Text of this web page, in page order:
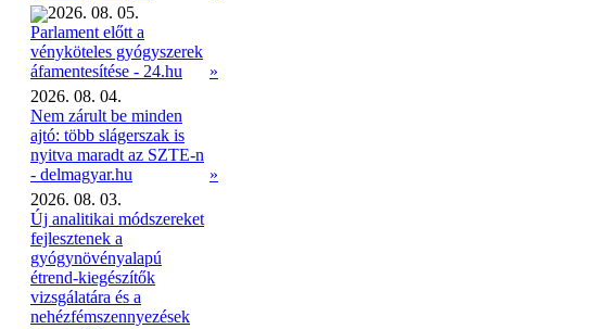
2026. 08. 05.
Parlament előtt a
vényköteles gyógyszerek
áfamentesítése - 24.hu
»
2026. 08. 04.
Nem zárult be minden
ajtó: több slágerszak is
nyitva maradt az SZTE-n
- delmagyar.hu
»
2026. 08. 03.
Új analitikai módszereket
fejlesztenek a
gyógynövényalapú
étrend-kiegészítők
vizsgálatára és a
nehézfémszennyezések